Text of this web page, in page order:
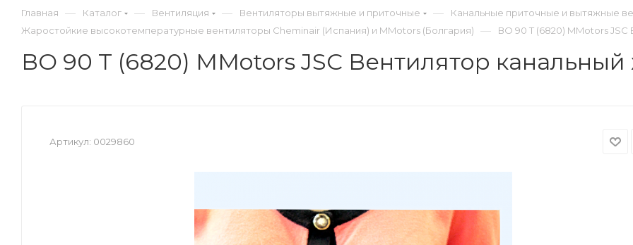
Главная — Каталог — Вентиляция — Вентиляторы вытяжные и приточные — Канальные приточные и вытяжные
Жаростойкие высокотемпературные вентиляторы Cheminair (Испания) и MMotors (Болгария) — ВО 90 T (6820) MMotors
ВО 90 T (6820) MMotors JSC Вентилятор
Артикул: 0029860